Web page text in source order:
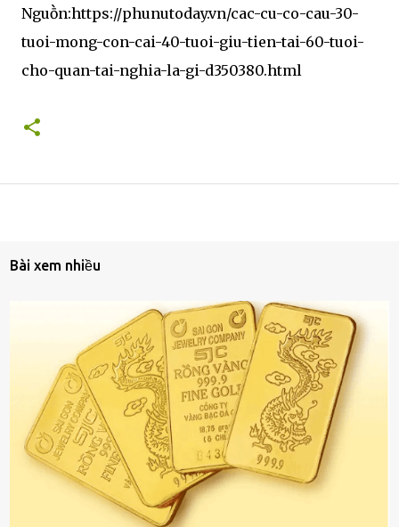
Nguṑn:https://phunutoday.vn/cac-cu-co-cau-30-
tuoi-mong-con-cai-40-tuoi-giu-tien-tai-60-tuoi-
cho-quan-tai-nghia-la-gi-d350380.html
Bài xem nhiều